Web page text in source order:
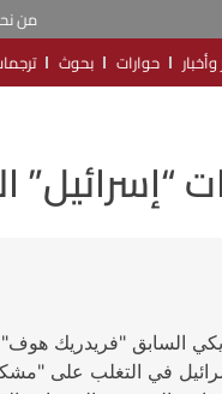
من
وأخبار حوارات بحوث
“إسرائيل”
السابق "فريدريك هوف"
في التغلب على